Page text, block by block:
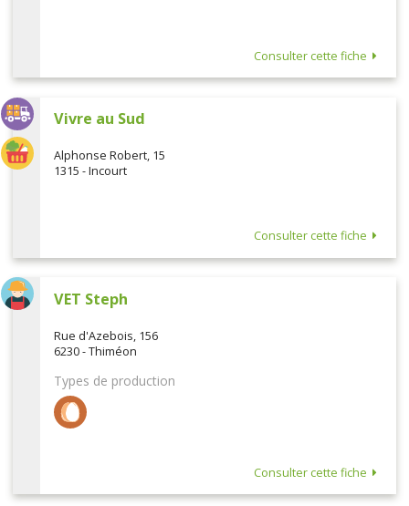
Consulter cette fiche
Vivre au Sud
Alphonse Robert, 15
1315 - Incourt
Consulter cette fiche
VET Steph
Rue d'Azebois, 156
6230 - Thiméon
Types de production
Consulter cette fiche